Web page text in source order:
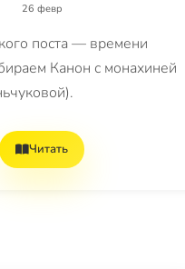
26 февр
поста — времени
Канон с монахиней
Читать